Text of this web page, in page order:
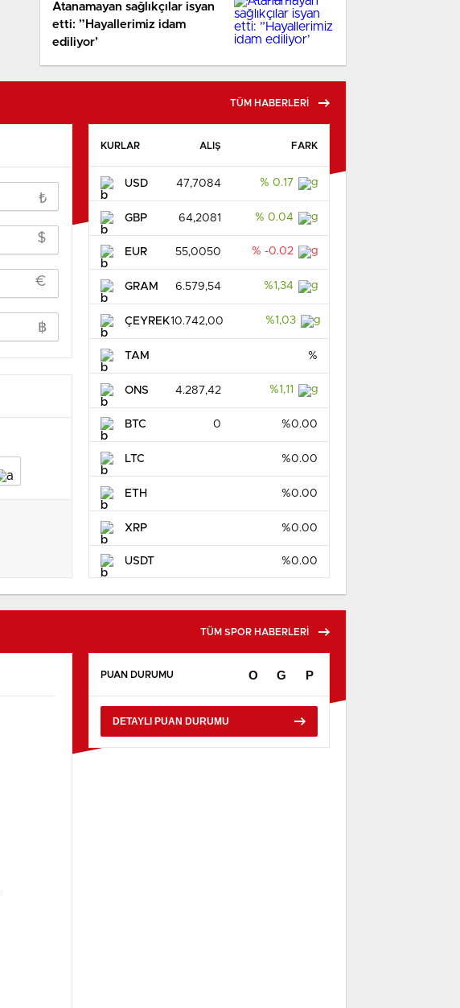
Atanamayan sağlıkçılar isyan
etti: ”Hayallerimiz idam
ediliyor’
TÜM HABERLERİ
₺
$
€
฿
KURLAR ALIŞ FARK
USD 47,7084 % 0.17
GBP 64,2081 % 0.04
EUR 55,0050 % -0.02
GRAM 6.579,54 %1,34
ÇEYREK10.742,00 %1,03
TAM %
ONS 4.287,42 %1,11
BTC 0 %0.00
LTC %0.00
ETH %0.00
XRP %0.00
USDT %0.00
TÜM SPOR HABERLERİ
PUAN DURUMU O G P
DETAYLI PUAN DURUMU